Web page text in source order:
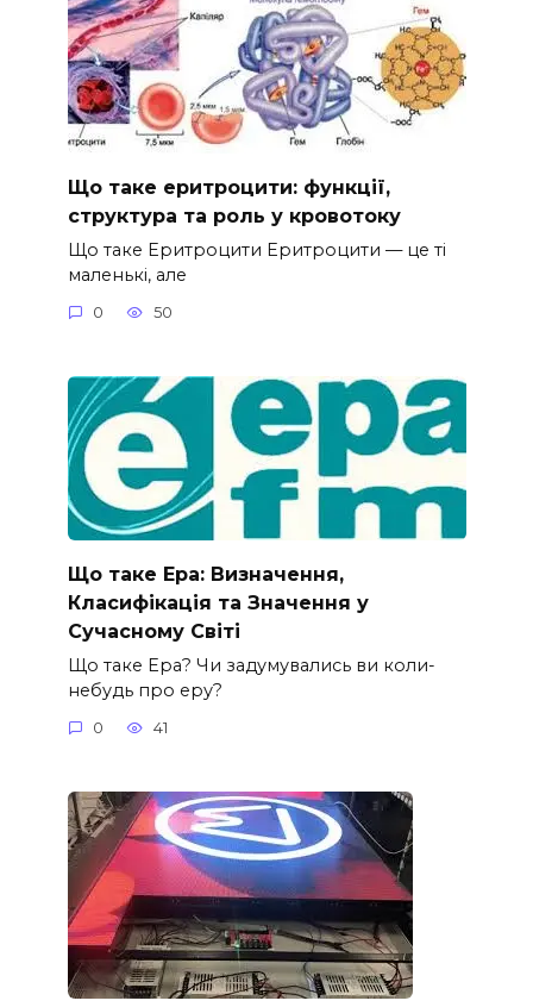
Що таке еритроцити: функції,
структура та роль у кровотоку
Що таке Еритроцити Еритроцити — це ті
маленькі, але
0 50
Що таке Ера: Визначення,
Класифікація та Значення у
Сучасному Світі
Що таке Ера? Чи задумувались ви коли-
небудь про еру?
0 41